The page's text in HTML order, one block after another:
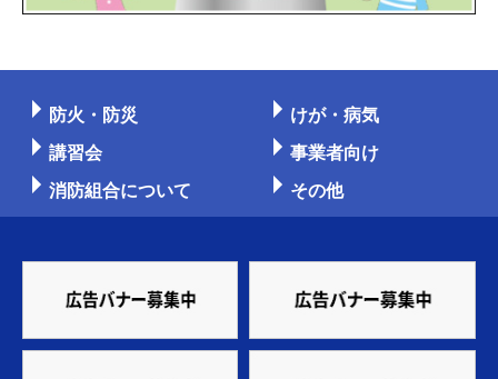
防火・防災
けが・病気
講習会
事業者向け
消防組合について
その他